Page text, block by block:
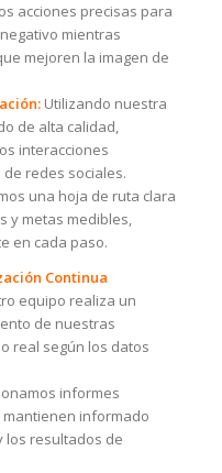
acciones precisas para
mientras
mejoren la imagen de
Utilizando nuestra
de alta calidad,
interacciones
redes sociales.
una hoja de ruta clara
y metas medibles,
en cada paso.
Continua
equipo realiza un
de nuestras
real según los datos
informes
mantienen informado
los resultados de